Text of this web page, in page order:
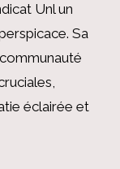
Unl un
Sa
éclairée et